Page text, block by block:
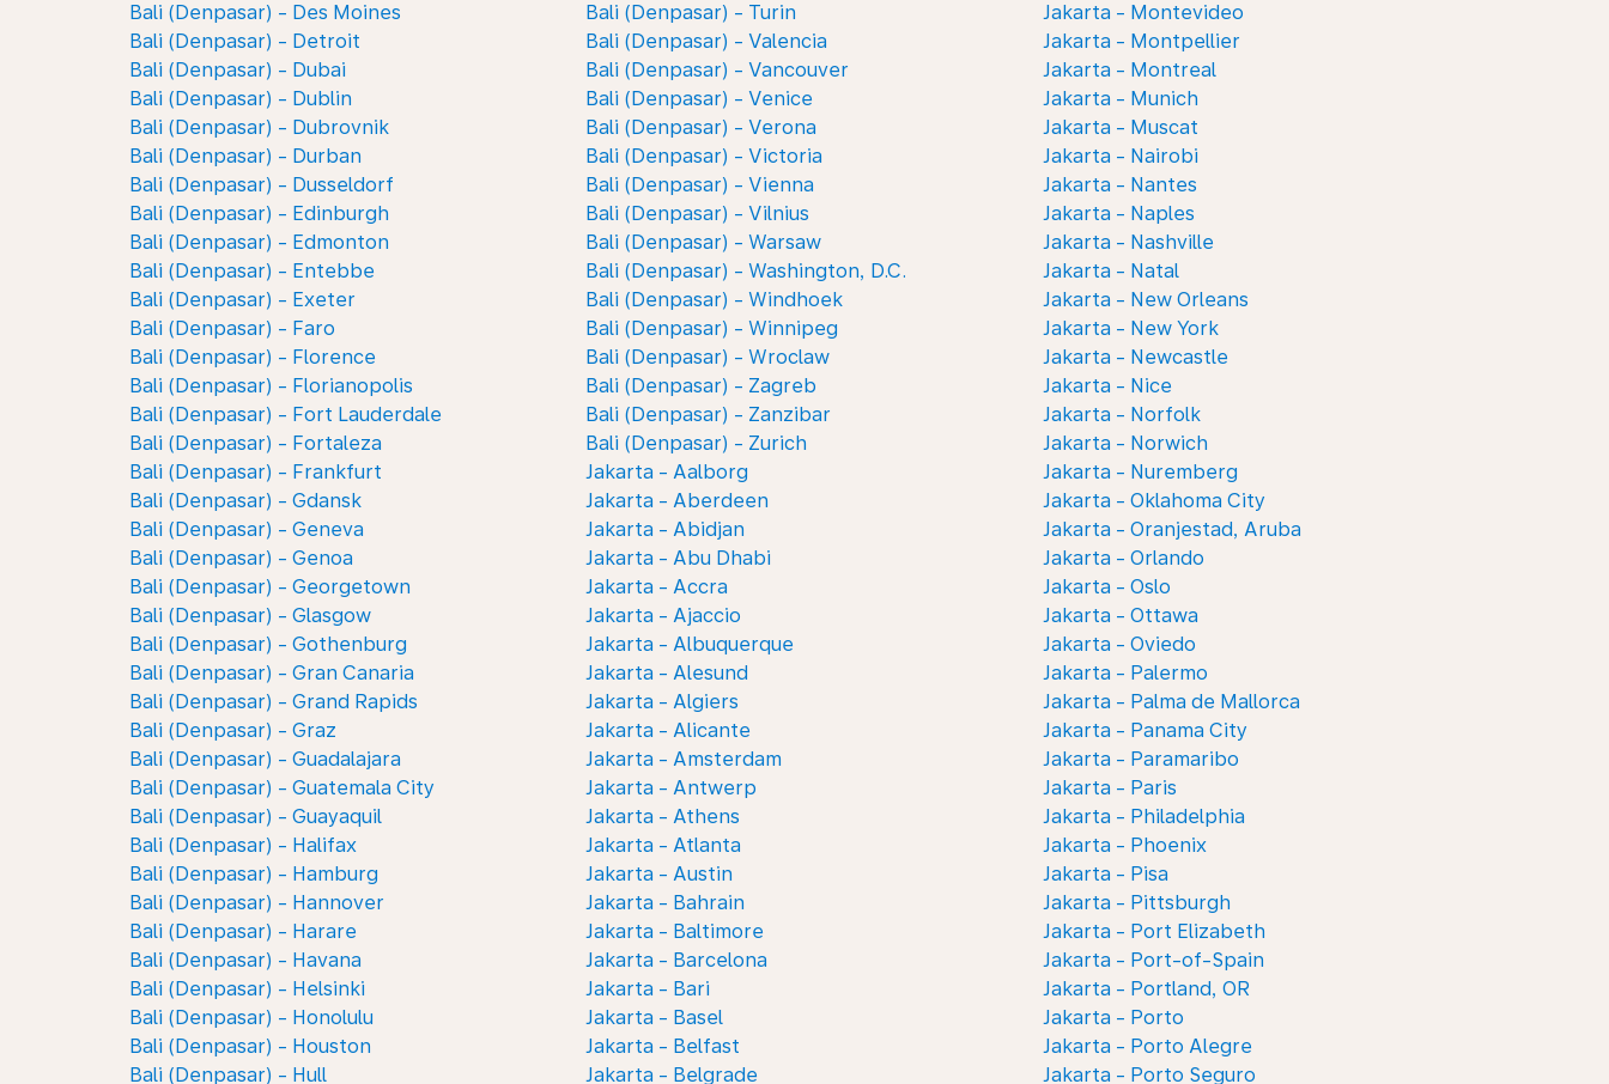
Bali (Denpasar) - Des Moines
Bali (Denpasar) - Detroit
Bali (Denpasar) - Dubai
Bali (Denpasar) - Dublin
Bali (Denpasar) - Dubrovnik
Bali (Denpasar) - Durban
Bali (Denpasar) - Dusseldorf
Bali (Denpasar) - Edinburgh
Bali (Denpasar) - Edmonton
Bali (Denpasar) - Entebbe
Bali (Denpasar) - Exeter
Bali (Denpasar) - Faro
Bali (Denpasar) - Florence
Bali (Denpasar) - Florianopolis
Bali (Denpasar) - Fort Lauderdale
Bali (Denpasar) - Fortaleza
Bali (Denpasar) - Frankfurt
Bali (Denpasar) - Gdansk
Bali (Denpasar) - Geneva
Bali (Denpasar) - Genoa
Bali (Denpasar) - Georgetown
Bali (Denpasar) - Glasgow
Bali (Denpasar) - Gothenburg
Bali (Denpasar) - Gran Canaria
Bali (Denpasar) - Grand Rapids
Bali (Denpasar) - Graz
Bali (Denpasar) - Guadalajara
Bali (Denpasar) - Guatemala City
Bali (Denpasar) - Guayaquil
Bali (Denpasar) - Halifax
Bali (Denpasar) - Hamburg
Bali (Denpasar) - Hannover
Bali (Denpasar) - Harare
Bali (Denpasar) - Havana
Bali (Denpasar) - Helsinki
Bali (Denpasar) - Honolulu
Bali (Denpasar) - Houston
Bali (Denpasar) - Hull
Bali (Denpasar) - Turin
Bali (Denpasar) - Valencia
Bali (Denpasar) - Vancouver
Bali (Denpasar) - Venice
Bali (Denpasar) - Verona
Bali (Denpasar) - Victoria
Bali (Denpasar) - Vienna
Bali (Denpasar) - Vilnius
Bali (Denpasar) - Warsaw
Bali (Denpasar) - Washington, D.C.
Bali (Denpasar) - Windhoek
Bali (Denpasar) - Winnipeg
Bali (Denpasar) - Wroclaw
Bali (Denpasar) - Zagreb
Bali (Denpasar) - Zanzibar
Bali (Denpasar) - Zurich
Jakarta - Aalborg
Jakarta - Aberdeen
Jakarta - Abidjan
Jakarta - Abu Dhabi
Jakarta - Accra
Jakarta - Ajaccio
Jakarta - Albuquerque
Jakarta - Alesund
Jakarta - Algiers
Jakarta - Alicante
Jakarta - Amsterdam
Jakarta - Antwerp
Jakarta - Athens
Jakarta - Atlanta
Jakarta - Austin
Jakarta - Bahrain
Jakarta - Baltimore
Jakarta - Barcelona
Jakarta - Bari
Jakarta - Basel
Jakarta - Belfast
Jakarta - Belgrade
Jakarta - Montevideo
Jakarta - Montpellier
Jakarta - Montreal
Jakarta - Munich
Jakarta - Muscat
Jakarta - Nairobi
Jakarta - Nantes
Jakarta - Naples
Jakarta - Nashville
Jakarta - Natal
Jakarta - New Orleans
Jakarta - New York
Jakarta - Newcastle
Jakarta - Nice
Jakarta - Norfolk
Jakarta - Norwich
Jakarta - Nuremberg
Jakarta - Oklahoma City
Jakarta - Oranjestad, Aruba
Jakarta - Orlando
Jakarta - Oslo
Jakarta - Ottawa
Jakarta - Oviedo
Jakarta - Palermo
Jakarta - Palma de Mallorca
Jakarta - Panama City
Jakarta - Paramaribo
Jakarta - Paris
Jakarta - Philadelphia
Jakarta - Phoenix
Jakarta - Pisa
Jakarta - Pittsburgh
Jakarta - Port Elizabeth
Jakarta - Port-of-Spain
Jakarta - Portland, OR
Jakarta - Porto
Jakarta - Porto Alegre
Jakarta - Porto Seguro